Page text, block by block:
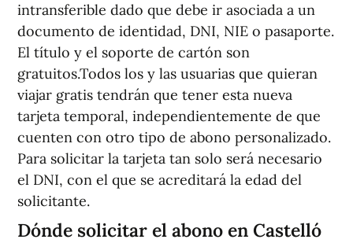
intransferible dado que debe ir asociada a un
documento de identidad, DNI, NIE o pasaporte.
El título y el soporte de cartón son
gratuitos.Todos los y las usuarias que quieran
viajar gratis tendrán que tener esta nueva
tarjeta temporal, independientemente de que
cuenten con otro tipo de abono personalizado.
Para solicitar la tarjeta tan solo será necesario
el DNI, con el que se acreditará la edad del
solicitante.
Dónde solicitar el abono en Castelló